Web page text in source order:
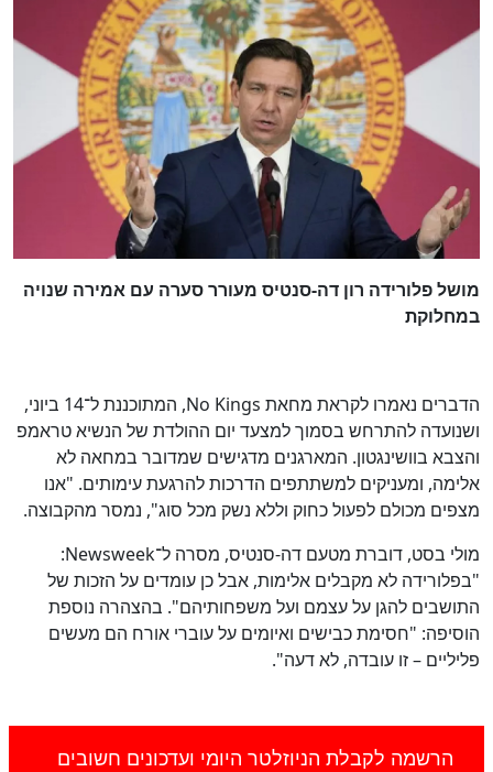
מושל פלורידה רון דה-סנטיס מעורר סערה עם אמירה שנויה
במחלוקת
הדברים נאמרו לקראת מחאת No Kings, המתוכננת ל־14 ביוני,
ושנועדה להתרחש בסמוך למצעד יום ההולדת של הנשיא טראמפ
והצבא בוושינגטון. המארגנים מדגישים שמדובר במחאה לא
אלימה, ומעניקים למשתתפים הדרכות להרגעת עימותים. "אנו
מצפים מכולם לפעול כחוק וללא נשק מכל סוג", נמסר מהקבוצה.
מולי בסט, דוברת מטעם דה-סנטיס, מסרה ל־Newsweek:
"בפלורידה לא מקבלים אלימות, אבל כן עומדים על הזכות של
התושבים להגן על עצמם ועל משפחותיהם". בהצהרה נוספת
הוסיפה: "חסימת כבישים ואיומים על עוברי אורח הם מעשים
פליליים – זו עובדה, לא דעה".
הרשמה לקבלת הניוזלטר היומי ועדכונים חשובים